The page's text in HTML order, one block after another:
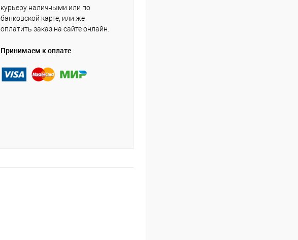
курьеру наличными или по
банковской карте, или же
оплатить заказ на сайте онлайн.
Принимаем к оплате